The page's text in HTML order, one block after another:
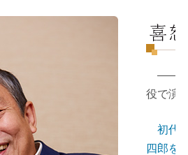
――『
役で演
初代
四郎を